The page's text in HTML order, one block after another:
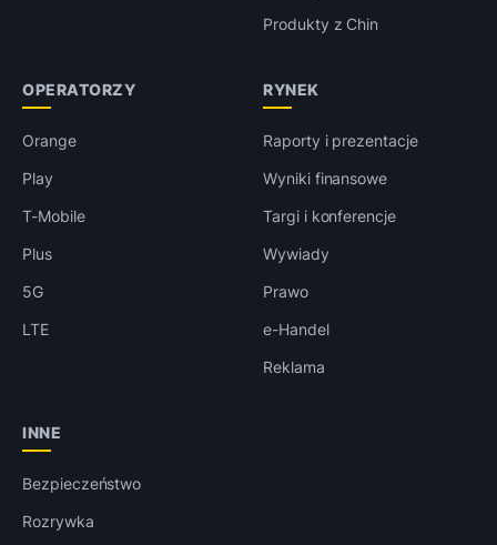
Produkty z Chin
OPERATORZY
Orange
Play
T-Mobile
Plus
5G
LTE
RYNEK
Raporty i prezentacje
Wyniki finansowe
Targi i konferencje
Wywiady
Prawo
e-Handel
Reklama
INNE
Bezpieczeństwo
Rozrywka